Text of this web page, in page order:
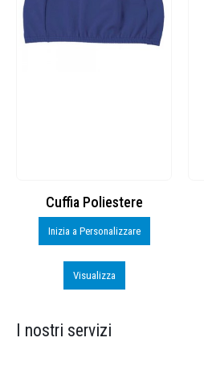
Cuffia Poliestere
Inizia a Personalizzare
Visualizza
I nostri servizi